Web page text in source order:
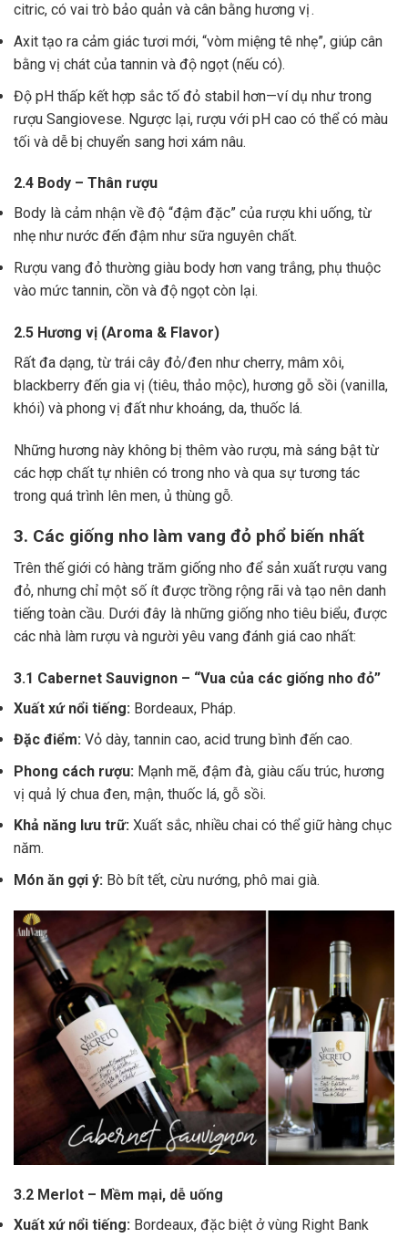
citric, có vai trò bảo quản và cân bằng hương vị .
Axit tạo ra cảm giác tươi mới, “vòm miệng tê nhẹ”, giúp cân
bằng vị chát của tannin và độ ngọt (nếu có).
Độ pH thấp kết hợp sắc tố đỏ stabil hơn—ví dụ như trong
rượu Sangiovese. Ngược lại, rượu với pH cao có thể có màu
tối và dễ bị chuyển sang hơi xám nâu.
2.4 Body – Thân rượu
Body là cảm nhận về độ “đậm đặc” của rượu khi uống, từ
nhẹ như nước đến đậm như sữa nguyên chất.
Rượu vang đỏ thường giàu body hơn vang trắng, phụ thuộc
vào mức tannin, cồn và độ ngọt còn lại.
2.5 Hương vị (Aroma & Flavor)
Rất đa dạng, từ trái cây đỏ/đen như cherry, mâm xôi,
blackberry đến gia vị (tiêu, thảo mộc), hương gỗ sồi (vanilla,
khói) và phong vị đất như khoáng, da, thuốc lá.
Những hương này không bị thêm vào rượu, mà sáng bật từ
các hợp chất tự nhiên có trong nho và qua sự tương tác
trong quá trình lên men, ủ thùng gỗ.
3. Các giống nho làm vang đỏ phổ biến nhất
Trên thế giới có hàng trăm giống nho để sản xuất rượu vang
đỏ, nhưng chỉ một số ít được trồng rộng rãi và tạo nên danh
tiếng toàn cầu. Dưới đây là những giống nho tiêu biểu, được
các nhà làm rượu và người yêu vang đánh giá cao nhất:
3.1 Cabernet Sauvignon – “Vua của các giống nho đỏ”
Xuất xứ nổi tiếng: Bordeaux, Pháp.
Đặc điểm: Vỏ dày, tannin cao, acid trung bình đến cao.
Phong cách rượu: Mạnh mẽ, đậm đà, giàu cấu trúc, hương
vị quả lý chua đen, mận, thuốc lá, gỗ sồi.
Khả năng lưu trữ: Xuất sắc, nhiều chai có thể giữ hàng chục
năm.
Món ăn gợi ý: Bò bít tết, cừu nướng, phô mai già.
3.2 Merlot – Mềm mại, dễ uống
Xuất xứ nổi tiếng: Bordeaux, đặc biệt ở vùng Right Bank